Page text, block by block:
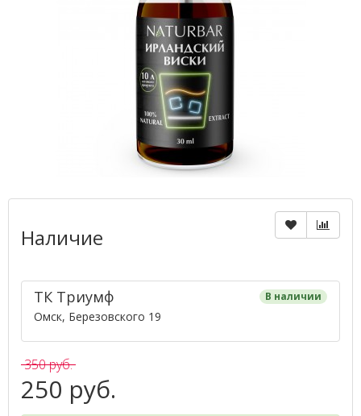
Наличие
ТК ​Триумф​ В наличии
Омск, Березовского 19
350 руб.
250 руб.